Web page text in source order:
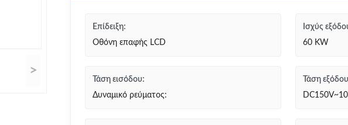
>
Επίδειξη:
Οθόνη επαφής LCD
Ισχύς
60 KW
Τάση εισόδου:
Δυναμικό ρεύματος:
Τάση